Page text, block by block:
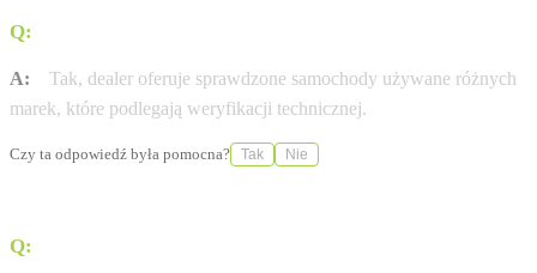
Q:
A:
Tak, dealer oferuje sprawdzone samochody używane różnych
marek, które podlegają weryfikacji technicznej.
Czy ta odpowiedź była pomocna? Tak Nie
Q: